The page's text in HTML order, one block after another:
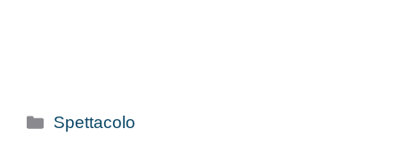
Categorie
Spettacolo